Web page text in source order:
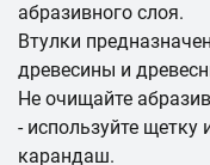
абразивного слоя.
Втулки
древесины и
Не очищайте
- используйте
карандаш.